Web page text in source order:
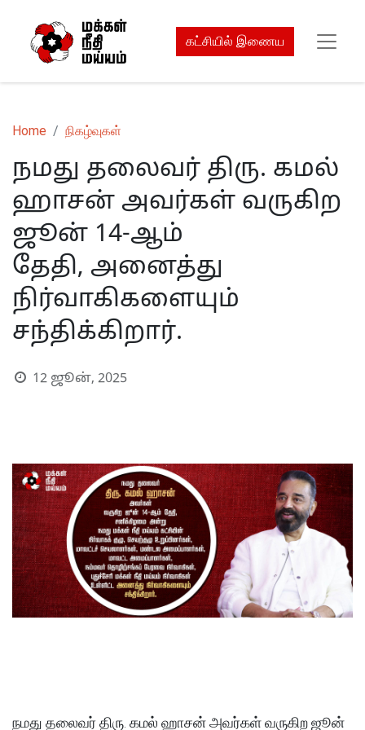
கட்சியில் இணைய
Home நிகழ்வுகள்
நமது தலைவர் திரு. கமல்
ஹாசன் அவர்கள் வருகிற
ஜூன் 14-ஆம்
தேதி, அனைத்து
நிர்வாகிகளையும்
சந்திக்கிறார்.
12 ஜூன், 2025
நமது தலைவர் திரு. கமல் ஹாசன் அவர்கள் வருகிற ஜூன்